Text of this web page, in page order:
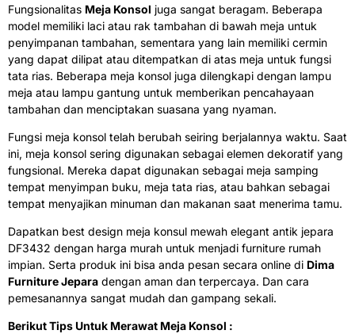
Fungsionalitas Meja Konsol juga sangat beragam. Beberapa
model memiliki laci atau rak tambahan di bawah meja untuk
penyimpanan tambahan, sementara yang lain memiliki cermin
yang dapat dilipat atau ditempatkan di atas meja untuk fungsi
tata rias. Beberapa meja konsol juga dilengkapi dengan lampu
meja atau lampu gantung untuk memberikan pencahayaan
tambahan dan menciptakan suasana yang nyaman.
Fungsi meja konsol telah berubah seiring berjalannya waktu. Saat
ini, meja konsol sering digunakan sebagai elemen dekoratif yang
fungsional. Mereka dapat digunakan sebagai meja samping
tempat menyimpan buku, meja tata rias, atau bahkan sebagai
tempat menyajikan minuman dan makanan saat menerima tamu.
Dapatkan best design meja konsul mewah elegant antik jepara
DF3432 dengan harga murah untuk menjadi furniture rumah
impian. Serta produk ini bisa anda pesan secara online di Dima
Furniture Jepara dengan aman dan terpercaya. Dan cara
pemesanannya sangat mudah dan gampang sekali.
Berikut Tips Untuk Merawat Meja Konsol :